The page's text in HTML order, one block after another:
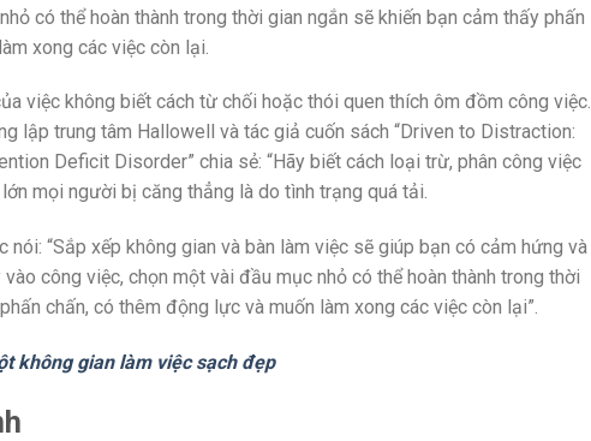
có thể hoàn thành trong thời gian ngắn sẽ khiến bạn cảm thấy phấn
xong các việc còn lại.
việc không biết cách từ chối hoặc thói quen thích ôm đồm công việc.
lập trung tâm Hallowell và tác giả cuốn sách “Driven to Distraction:
Deficit Disorder” chia sẻ: “Hãy biết cách loại trừ, phân công việc
mọi người bị căng thẳng là do tình trạng quá tải.
“Sắp xếp không gian và bàn làm việc sẽ giúp bạn có cảm hứng và
công việc, chọn một vài đầu mục nhỏ có thể hoàn thành trong thời
chấn, có thêm động lực và muốn làm xong các việc còn lại”.
không gian làm việc sạch đẹp